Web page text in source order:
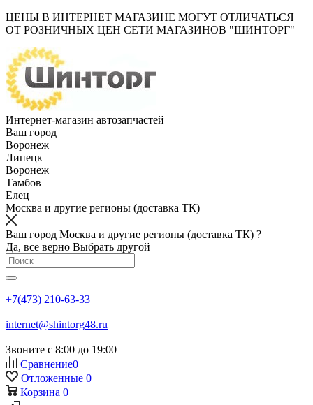
ЦЕНЫ В ИНТЕРНЕТ МАГАЗИНЕ МОГУТ ОТЛИЧАТЬСЯ
ОТ РОЗНИЧНЫХ ЦЕН СЕТИ МАГАЗИНОВ "ШИНТОРГ"
Интернет-магазин автозапчастей
Ваш город
Воронеж
Липецк
Воронеж
Тамбов
Елец
Москва и другие регионы (доставка ТК)
Ваш город Москва и другие регионы (доставка ТК) ?
Да, все верно Выбрать другой
+7(473) 210-63-33
internet@shintorg48.ru
Звоните с 8:00 до 19:00
Сравнение0
Отложенные 0
Корзина 0